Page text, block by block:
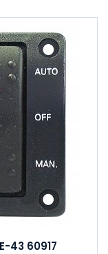
43 60917